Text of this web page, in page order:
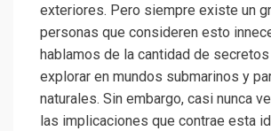
exteriores. Pero siempre existe un
personas que consideren esto
hablamos de la cantidad de
explorar en mundos submarinos y
naturales. Sin embargo, casi nunca
las implicaciones que contrae esta